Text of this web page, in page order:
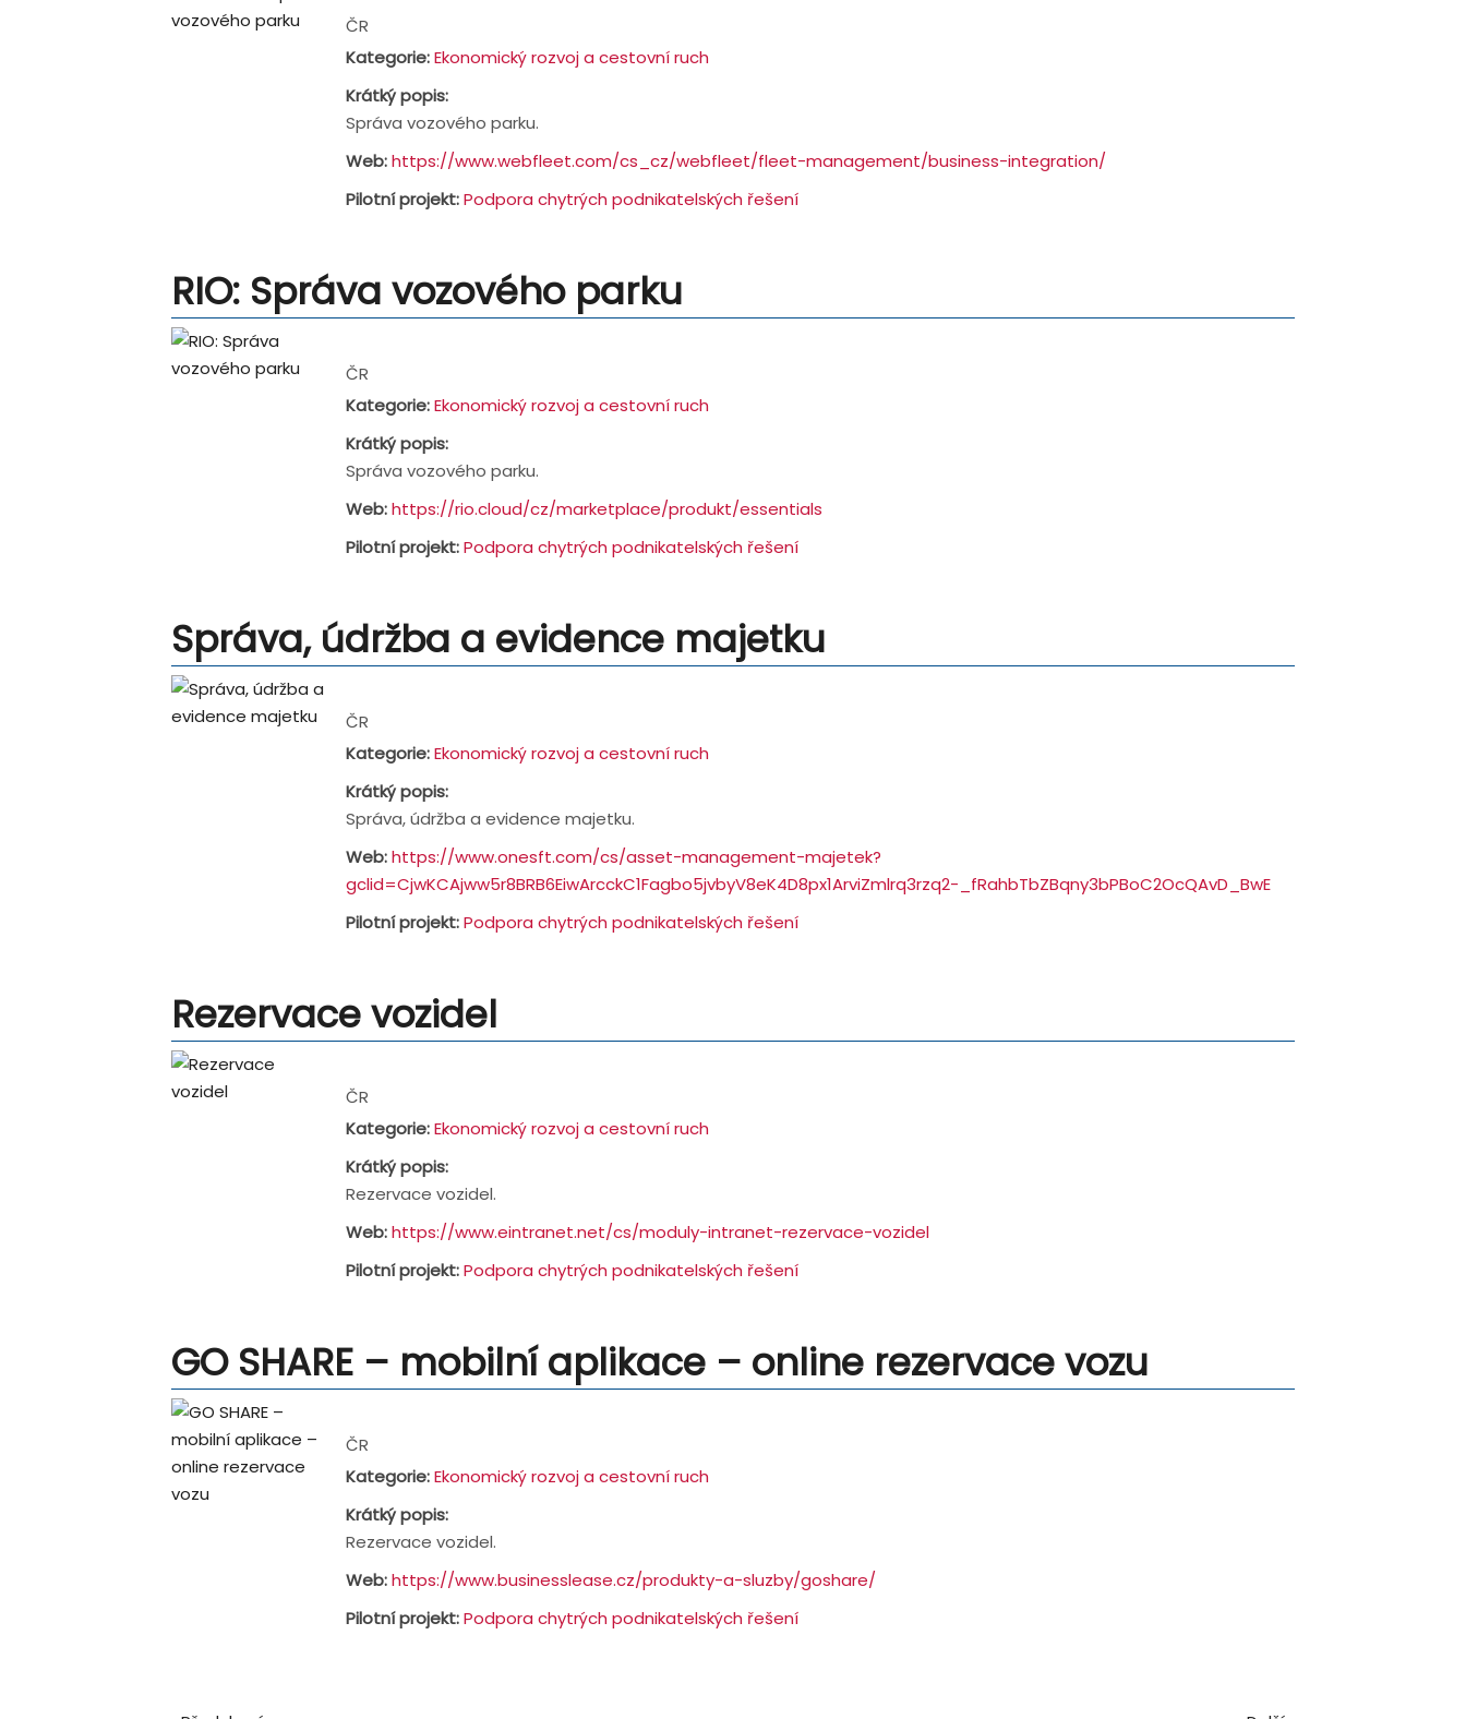
ČR
Kategorie:Ekonomický rozvoj a cestovní ruch
Krátký popis:
Správa vozového parku.
Web:https://www.webfleet.com/cs_cz/webfleet/fleet-management/business-integration/
Pilotní projekt:Podpora chytrých podnikatelských řešení
RIO: Správa vozového parku
ČR
Kategorie:Ekonomický rozvoj a cestovní ruch
Krátký popis:
Správa vozového parku.
Web:https://rio.cloud/cz/marketplace/produkt/essentials
Pilotní projekt:Podpora chytrých podnikatelských řešení
Správa, údržba a evidence majetku
ČR
Kategorie:Ekonomický rozvoj a cestovní ruch
Krátký popis:
Správa, údržba a evidence majetku.
Web:https://www.onesft.com/cs/asset-management-majetek?
gclid=CjwKCAjww5r8BRB6EiwArcckC1Fagbo5jvbyV8eK4D8px1ArviZmlrq3rzq2-_fRahbTbZBqny3bPBoC2OcQAvD_BwE
Pilotní projekt:Podpora chytrých podnikatelských řešení
Rezervace vozidel
ČR
Kategorie:Ekonomický rozvoj a cestovní ruch
Krátký popis:
Rezervace vozidel.
Web:https://www.eintranet.net/cs/moduly-intranet-rezervace-vozidel
Pilotní projekt:Podpora chytrých podnikatelských řešení
GO SHARE – mobilní aplikace – online rezervace vozu
ČR
Kategorie:Ekonomický rozvoj a cestovní ruch
Krátký popis:
Rezervace vozidel.
Web:https://www.businesslease.cz/produkty-a-sluzby/goshare/
Pilotní projekt:Podpora chytrých podnikatelských řešení